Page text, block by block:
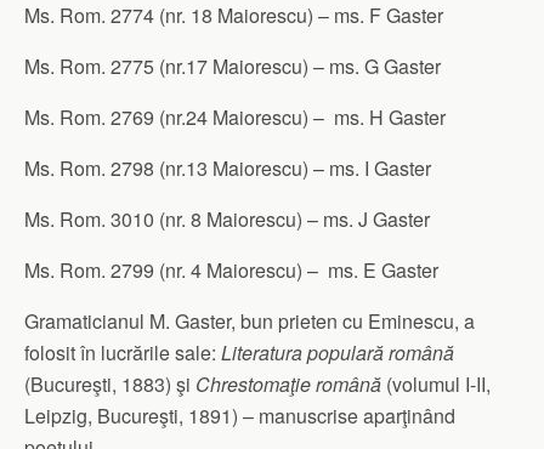
Ms. Rom. 2774 (nr. 18 Maiorescu) – ms. F Gaster
Ms. Rom. 2775 (nr.17 Maiorescu) – ms. G Gaster
Ms. Rom. 2769 (nr.24 Maiorescu) – ms. H Gaster
Ms. Rom. 2798 (nr.13 Maiorescu) – ms. I Gaster
Ms. Rom. 3010 (nr. 8 Maiorescu) – ms. J Gaster
Ms. Rom. 2799 (nr. 4 Maiorescu) – ms. E Gaster
Gramaticianul M. Gaster, bun prieten cu Eminescu, a
folosit în lucrările sale: Literatura populară română
(Bucureşti, 1883) şi Chrestomaţie română (volumul I-II,
Leipzig, Bucureşti, 1891) – manuscrise aparţinând